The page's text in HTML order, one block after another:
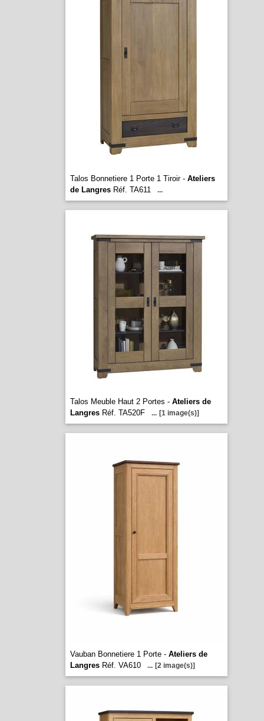
Talos Bonnetiere 1 Porte 1 Tiroir - Ateliers
de LangresRéf. TA611 ...
Talos Meuble Haut 2 Portes - Ateliers de
LangresRéf. TA520F ... [1 image(s)]
Vauban Bonnetiere 1 Porte - Ateliers de
LangresRéf. VA610 ... [2 image(s)]